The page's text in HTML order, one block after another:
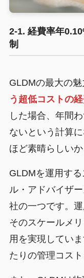
2-1. 経費率年
制
GLDMの最大の
う超低コストの
した場合、年間
ないという計算
ほど素晴らしい
GLDMを運用す
ル・アドバイザ
社の一つです。
そのスケールメ
用を実現してい
たりの管理コス